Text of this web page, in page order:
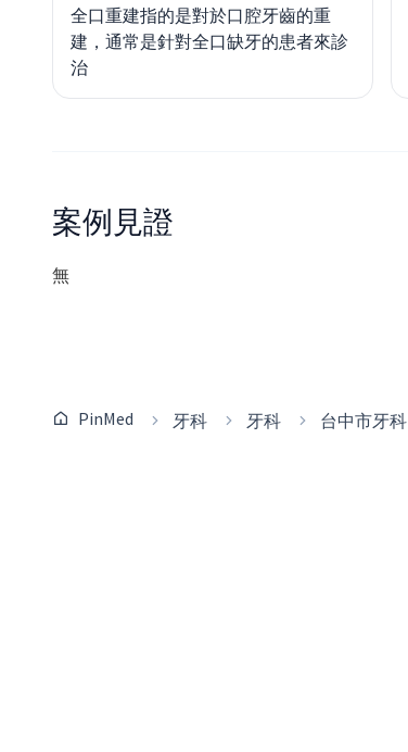
全口重建指的是對於口腔牙齒的重
建，通常是針對全口缺牙的患者來診
治
案例見證
無
PinMed 牙科 牙科 台中市牙科